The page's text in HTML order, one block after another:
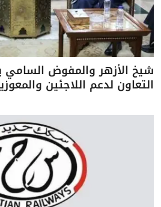
شيخ الأزهر والمفوض السامي
التعاون لدعم اللاجئين